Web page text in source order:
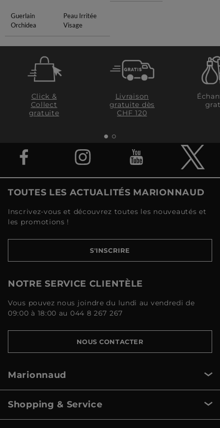
Guerlain
Orchidea
Peau Irritée
Visage
Click &
Collect
gratuite
Livraison
gratuite dès
CHF 120
TOUTES LES ACTUALITÉS MARIONNAUD
Inscrivez-vous et découvrez toutes les nouveautés et
les promotions !
S'INSCRIRE
NOTRE SERVICE CLIENTÈLE
Vous pouvez nous joindre du lundi au vendredi de
09:00 à 18:00 au 044 8 267 267
NOUS CONTACTER
Marionnaud
Shopping & Service